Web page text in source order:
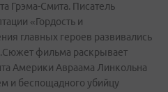
Грэма-Смита. Писатель
«Гордость и
главных героев развивались
фильма раскрывает
Америки Авраама Линкольна
и беспощадного убийцу